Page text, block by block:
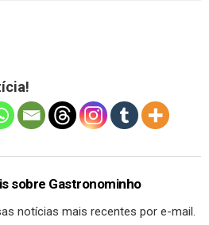
sobre Gastronominho
notícias mais recentes por e-mail.